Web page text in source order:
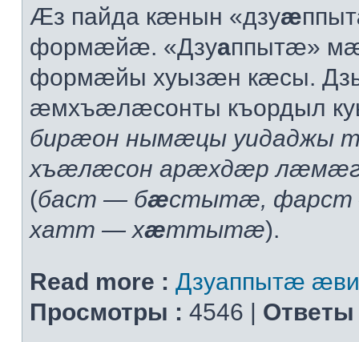
Æз пайда кæнын «дзуæ
формæйæ. «Дзуаппытæ»
формæйы хуызæн кæсы.
æмхъæлæсонты къордыл
бирæон нымæцы уидаджы
хъæлæсон арæхдæр
(баст — бæстытæ,
хатт — хæттытæ).
Read more : Дзуаппытæ
Просмотры : 4546 | Ответы